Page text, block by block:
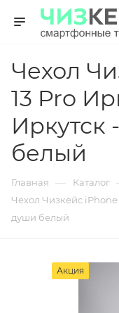
Чехол
13 Pro
Иркутск
белый
Главная — Каталог
Чехол Чизкейс
души белый
Акция